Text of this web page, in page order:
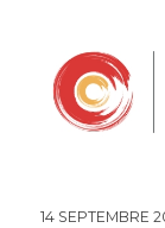
14 SEPTEMBRE